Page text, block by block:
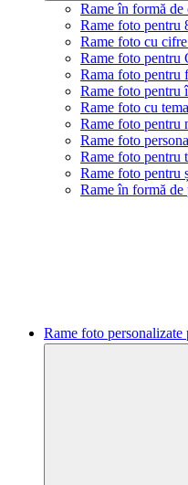
Rame în formă de
Rame foto pentru
Rame foto cu
Rame foto pentru
Rama foto pentru
Rame foto pentru
Rame foto cu
Rame foto pentru
Rame foto
Rame foto pentru
Rame foto pentru
Rame în formă de
Rame foto personalizate